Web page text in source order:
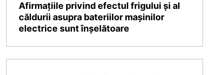
Afirmațiile privind efectul frigului și al
căldurii asupra bateriilor mașinilor
electrice sunt înșelătoare